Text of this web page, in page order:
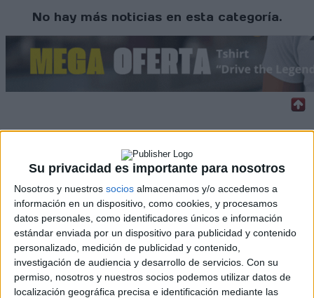
Su privacidad es importante para nosotros
Nosotros y nuestros socios almacenamos y/o accedemos a
información en un dispositivo, como cookies, y procesamos
datos personales, como identificadores únicos e información
estándar enviada por un dispositivo para publicidad y contenido
personalizado, medición de publicidad y contenido,
investigación de audiencia y desarrollo de servicios. Con su
permiso, nosotros y nuestros socios podemos utilizar datos de
localización geográfica precisa e identificación mediante las
No hay más noticias en esta categoría.
WRC
ERC
CERA
CERT
Internacionales
Campeonatos Autonómicos
Históricos
Dakar
RallyCross